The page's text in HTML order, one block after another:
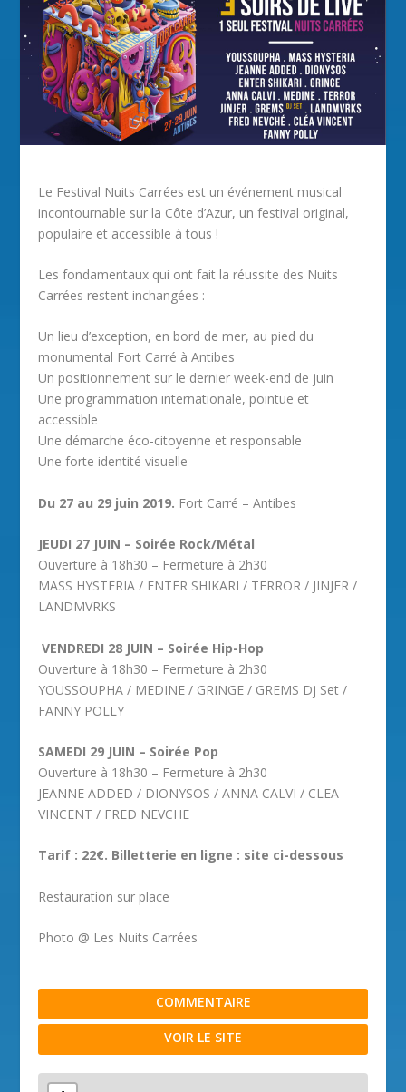
Le Festival Nuits Carrées est un événement musical
incontournable sur la Côte d’Azur, un festival original,
populaire et accessible à tous !
Les fondamentaux qui ont fait la réussite des Nuits
Carrées restent inchangées :
Un lieu d’exception, en bord de mer, au pied du
monumental Fort Carré à Antibes
Un positionnement sur le dernier week-end de juin
Une programmation internationale, pointue et
accessible
Une démarche éco-citoyenne et responsable
Une forte identité visuelle
Du 27 au 29 juin 2019. Fort Carré – Antibes
JEUDI 27 JUIN – Soirée Rock/Métal
Ouverture à 18h30 – Fermeture à 2h30
MASS HYSTERIA / ENTER SHIKARI / TERROR / JINJER /
LANDMVRKS
VENDREDI 28 JUIN – Soirée Hip-Hop
Ouverture à 18h30 – Fermeture à 2h30
YOUSSOUPHA / MEDINE / GRINGE / GREMS Dj Set /
FANNY POLLY
SAMEDI 29 JUIN – Soirée Pop
Ouverture à 18h30 – Fermeture à 2h30
JEANNE ADDED / DIONYSOS / ANNA CALVI / CLEA
VINCENT / FRED NEVCHE
Tarif : 22€. Billetterie en ligne : site ci-dessous
Restauration sur place
Photo @ Les Nuits Carrées
COMMENTAIRE
VOIR LE SITE